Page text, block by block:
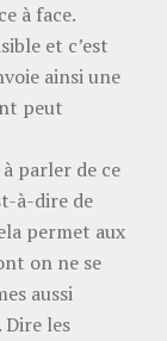
à face.
et c’est
ainsi une
peut
parler de ce
à-dire de
permet aux
on ne se
aussi
Dire les